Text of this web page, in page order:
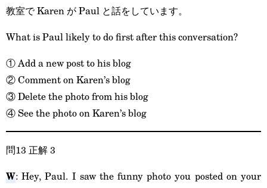
教室で Karen が Paul と話をしています。
What is Paul likely to do first after this conversation?
① Add a new post to his blog
② Comment on Karen’s blog
③ Delete the photo from his blog
④ See the photo on Karen’s blog
問13 正解 3
W: Hey, Paul. I saw the funny photo you posted on your